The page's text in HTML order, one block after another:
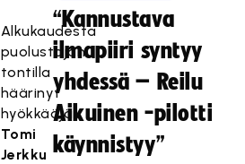
Alkukaudesta
puolustajan
tontilla
häärinyt
hyökkääjä
Tomi
Jerkku
“Kannustava
ilmapiiri syntyy
yhdessä – Reilu
Aikuinen -pilotti
käynnistyy”